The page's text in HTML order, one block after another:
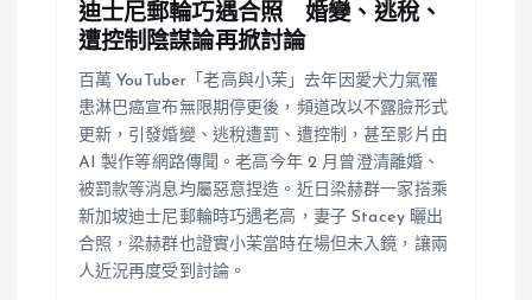
迪士尼郵輪巧遇合照 婚變、逃稅、
遭控制陰謀論再掀討論
百萬 YouTuber「老高與小茉」去年因愛犬力氣罹
患淋巴癌宣布無限期停更後，頻道改以不露臉形式
更新，引發婚變、逃稅遭罰、遭控制，甚至影片由
AI 製作等網路傳聞。老高今年 2 月曾澄清離婚、
被罰款等消息均屬惡意捏造。近日梁赫群一家搭乘
新加坡迪士尼郵輪時巧遇老高，妻子 Stacey 曬出
合照，梁赫群也證實小茉當時在場但未入鏡，讓兩
人近況再度受到討論。